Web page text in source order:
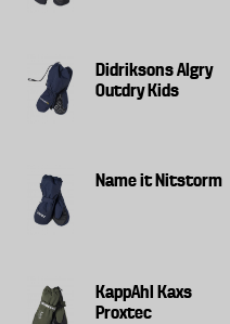
Didriksons Algry
Outdry Kids
Name it Nitstorm
KappAhl Kaxs
Proxtec